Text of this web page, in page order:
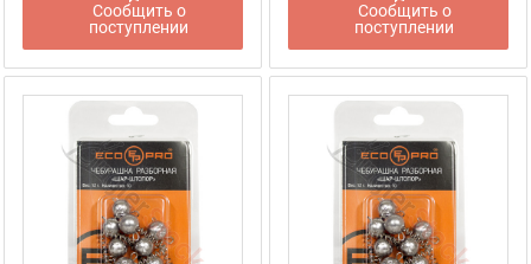
Сообщить о
поступлении
Сообщить о
поступлении